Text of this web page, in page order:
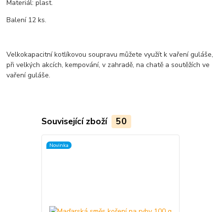
Materiál: plast.
Balení 12 ks.
Velkokapacitní kotlíkovou soupravu můžete využít k vaření guláše,
při velkých akcích, kempování, v zahradě, na chatě a soutěžích ve
vaření guláše.
Související zboží 50
Novinka